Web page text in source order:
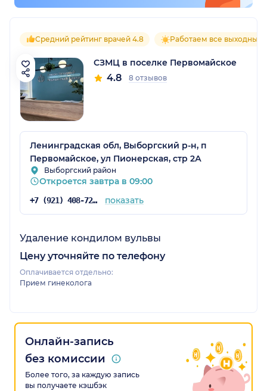
Средний рейтинг врачей 4.8 Работаем все выходные
СЗМЦ в поселке Первомайское
4.8 8 отзывов
Ленинградская обл, Выборгский р-н, п
Первомайское, ул Пионерская, стр 2А
Выборгский район
Откроется завтра в 09:00
+7 (921) 408-72-60 показать
Удаление кондилом вульвы
Цену уточняйте по телефону
Оплачивается отдельно:
Прием гинеколога
Онлайн-запись
без комиссии
Более того, за каждую запись
вы получаете кэшбэк